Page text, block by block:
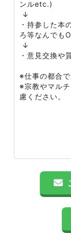
ンルetc.)
↓
・持参した本
ろ等なんでも
↓
・意見交換や
※仕事の都合
※宗教やマル
慮ください。